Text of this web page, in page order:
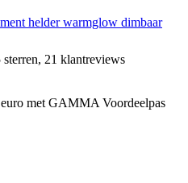
helder warmglow dimbaar
21 klantreviews
met GAMMA Voordeelpas